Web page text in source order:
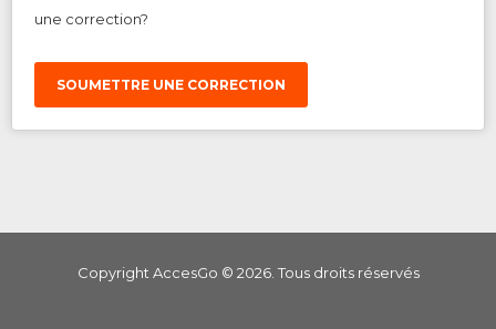
une correction?
SOUMETTRE UNE CORRECTION
Copyright AccesGo © 2026. Tous droits réservés